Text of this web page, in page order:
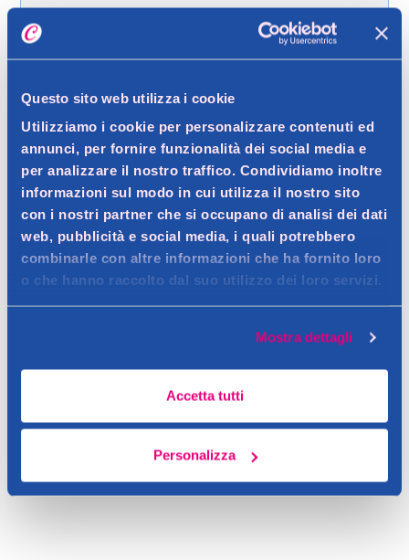
Questo sito web utilizza i cookie
Utilizziamo i cookie per personalizzare contenuti ed
annunci, per fornire funzionalità dei social media e
per analizzare il nostro traffico. Condividiamo inoltre
informazioni sul modo in cui utilizza il nostro sito
con i nostri partner che si occupano di analisi dei dati
web, pubblicità e social media, i quali potrebbero
combinarle con altre informazioni che ha fornito loro
o che hanno raccolto dal suo utilizzo dei loro servizi.
Mostra dettagli
Accetta tutti
Personalizza
Ritiro in negozio gratuito per i clienti registrati
Dettagli prodotto
Descrizione
Trattamento della stitichezza
Contatto del produttore
Dettagli
Sollievo FisioLax è un prodotto indicato per il trattamento
della stitichezza. L’azione del prodotto è ottenuta
per regolare il transito. Sollievo FisioLax agisce quindi con un
meccanismo di azione non farmacologico.
verso uno o più componenti. Non superare la dose massima